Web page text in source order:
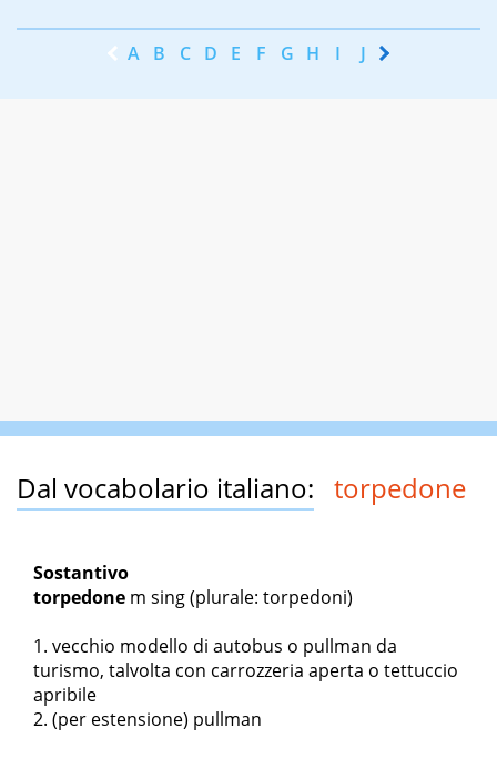
A B C D E F G H I J K
Dal vocabolario italiano: torpedone
Sostantivo
torpedone m sing(plurale: torpedoni)
vecchio modello di autobus o pullman da
turismo, talvolta con carrozzeria aperta o tettuccio
apribile
(per estensione) pullman